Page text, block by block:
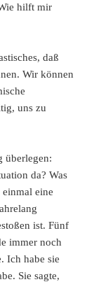
hilft mir
daß
Wir können
uns zu
überlegen:
da? Was
eine
ist. Fünf
immer noch
Ich habe sie
Sie sagte,